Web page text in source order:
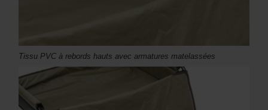
Tissu PVC à rebords hauts avec armatures matelassées